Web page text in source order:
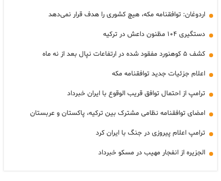
اردوغان: توافقنامه مکه، هیچ کشوری را هدف قرار نمی‌دهد
دستگیری ۱۰۴ مظنون داعش در ترکیه
کشف ۵ کوهنورد مفقود شده در ارتفاعات نپال بعد از نه ماه
اعلام جزئیات جدید توافقنامه مکه
ترامپ از احتمال توافق قریب الوقوع با ایران خبرداد
امضای توافقنامه نظامی مشترک بین ترکیه، پاکستان و عربستان
ترامپ اعلام پیروزی در جنگ با ایران کرد
الجزیره از انفجار مهیب در مسکو خبرداد